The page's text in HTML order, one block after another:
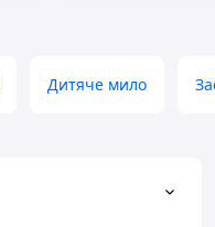
Дитяче мило